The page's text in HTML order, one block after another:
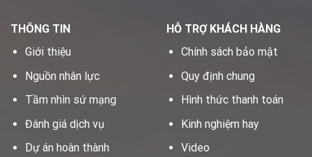
THÔNG TIN
Giới thiệu
Nguồn nhân lực
Tầm nhìn sứ mạng
Đánh giá dịch vụ
Dự án hoàn thành
HỖ TRỢ KHÁCH HÀNG
Chính sách bảo mật
Quy định chung
Hình thức thanh toán
Kinh nghiệm hay
Video